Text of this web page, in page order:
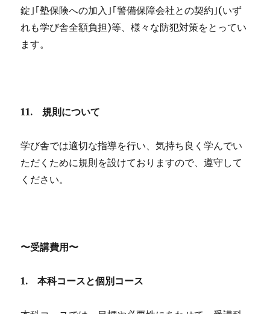
錠｣｢塾保険への加入｣｢警備保障会社との契約｣(いず
れも学び舎全額負担)等、様々な防犯対策をとってい
ます。
11. 規則について
学び舎では適切な指導を行い、気持ち良く学んでい
ただくために規則を設けておりますので、遵守して
ください。
〜受講費用〜
1. 本科コースと個別コース